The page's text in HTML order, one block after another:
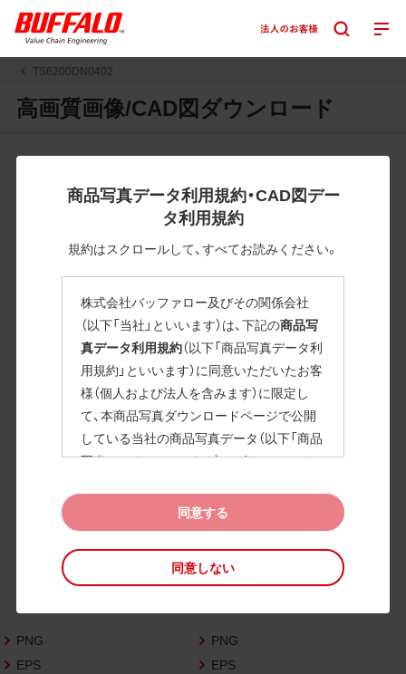
TS6200DN0402
高画質画像/CAD図ダウンロード
商品写真データ利用規約・CAD図デー
タ利用規約
規約はスクロールして、すべてお読みください。
株式会社バッファロー及びその関係会社
（以下「当社」といいます）は、下記の商品写
真データ利用規約（以下「商品写真データ利
用規約」といいます）に同意いただいたお客
様（個人および法人を含みます）に限定し
て、本商品写真ダウンロードページで公開
している当社の商品写真データ（以下「商品
写真データ」といいます）のダウンロードお
また、当社は、下記のCAD図データ利用規約
（以下「CAD図データ利用規約」といいます）
に同意いただいたお客様に限定して、本CA
D図ダウンロードページで公開している当
いいます）の利用を許諾いたします。
お客様が「同意する」ボタンをクリックされ
た場合、商品写真データ利用規約及びCAD
同意する
同意しない
すと圧縮ファイルのダウンロードが始まります。
JPEG・EPSファイルにはパスが設定されています。画像編集
の際に便利です。PNG画像は原則として背景を透過したもの
を提供しています。
掲載データ「JPEG、PNG : 低解像度(RGBカラー)」 「EPS : 高
解像度(CMYKカラー)」
TS6200DN0402
高画質画像
PNG
EPS
PNG
EPS